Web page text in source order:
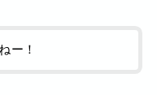
ー！